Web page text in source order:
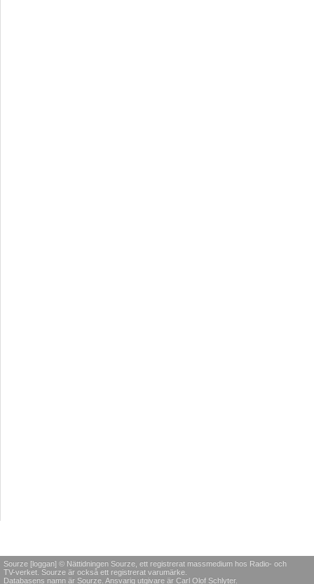
Sourze [loggan] © Nättidningen Sourze, ett registrerat massmedium hos Radio- och
TV-verket. Sourze är också ett registrerat varumärke.
Databasens namn är Sourze. Ansvarig utgivare är Carl Olof Schlyter.